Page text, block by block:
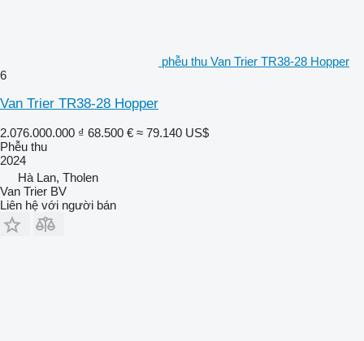
phễu thu Van Trier TR38-28 Hopper
6
Van Trier TR38-28 Hopper
2.076.000.000 ₫ 68.500 € ≈ 79.140 US$
Phễu thu
2024
Hà Lan, Tholen
Van Trier BV
Liên hệ với người bán